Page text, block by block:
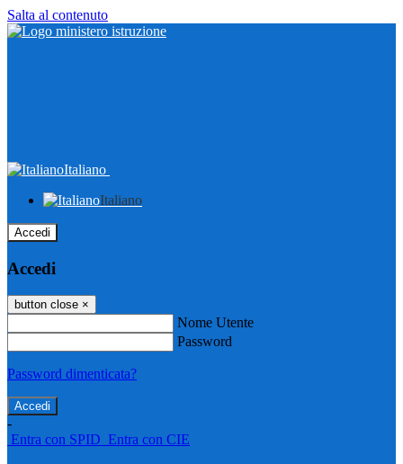
Salta al contenuto
Italiano
Italiano
Accedi
Accedi
button close ×
Nome Utente
Password
Password dimenticata?
-
Entra con SPID Entra con CIE